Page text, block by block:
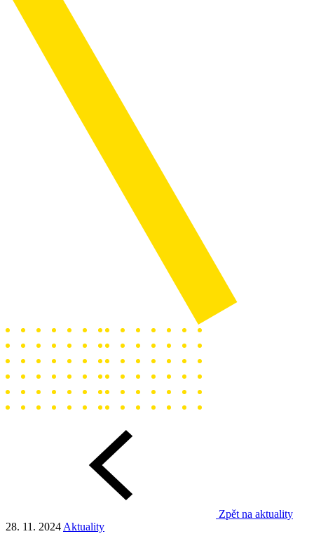
Zpět na aktuality
28. 11. 2024 Aktuality